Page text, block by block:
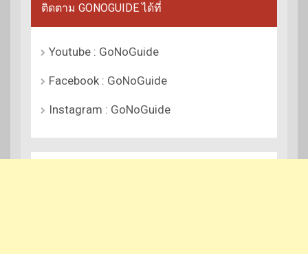
ติดตาม GONOGUIDE ได้ที่
Youtube : GoNoGuide
Facebook : GoNoGuide
Instagram : GoNoGuide